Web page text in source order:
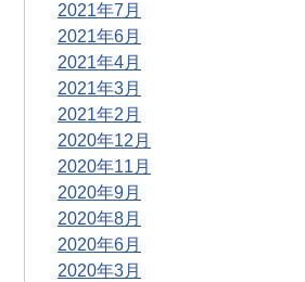
2021年7月
2021年6月
2021年4月
2021年3月
2021年2月
2020年12月
2020年11月
2020年9月
2020年8月
2020年6月
2020年3月